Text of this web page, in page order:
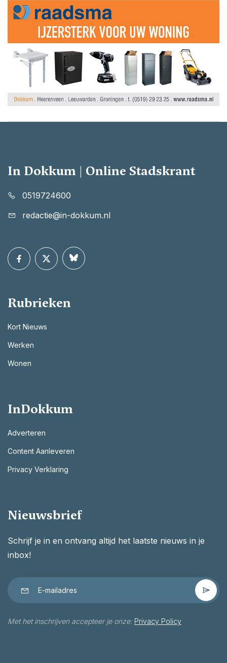
In Dokkum | Online Stadskrant
0519724600
redactie@in-dokkum.nl
Rubrieken
Kort Nieuws
Werken
Wonen
InDokkum
Adverteren
Content Aanleveren
Privacy Verklaring
Nieuwsbrief
Schrijf je in en ontvang altijd het laatste nieuws in je
inbox!
Met het inschrijven accepteer je onze: Privacy Policy